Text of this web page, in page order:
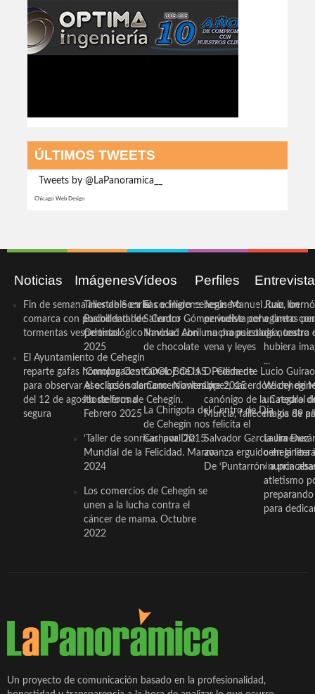
ÚLTIMOS TWEETS
Tweets by @LaPanoramica__
Chicago Web Design
Noticias
Fin de semana inestable en la
comarca con posibilidad de
tormentas vespertinas
El Ayuntamiento de Cehegín
reparte gafas homologadas
para observar el eclipse solar
del 12 de agosto de forma
segura
Imágenes
Taller de Sonrisas e Higiene
Bucodental de ‘Centro
Odontológico Innova’. Abril
2025
‘Compra Contrarreloj’ de la
Asociación de Comerciantes y
Hosteleros de Cehegín.
Febrero 2025
‘Taller de sonrisas’ por Día
Mundial de la Felicidad. Marzo
2024
Los comercios de Cehegín se
unen a la lucha contra el
cáncer de mama. Octubre
2022
Vídeos
El cocinero ceheginero
Salvador Gómez vuelve por
Navidad con una propuesta
de chocolate
COOL BODAS. Pedida de
mano. Noviembre 2015
La Chirigota del Centro de Día
de Cehegín nos felicita el
Carnaval 2015
Perfiles
Jesús Manuel Ruiz, un
periodista ceheginero con
mucha psicología, teatro
vena y leyes
D. Clemente Lucio Guirao
López, sacerdote
canónigo de la Catedral
Murcia, fallece a los 89
Salvador García Jiménez
avanza erguido en la
De ‘Puntarrón’ a
Juan
a tantas
de nuestra
hubiera
...
Wichy de
un regalo
magia de
Laura
ceheginera
«nunca
atletismo
para
Un proyecto de comunicación basado en la profesionalidad,